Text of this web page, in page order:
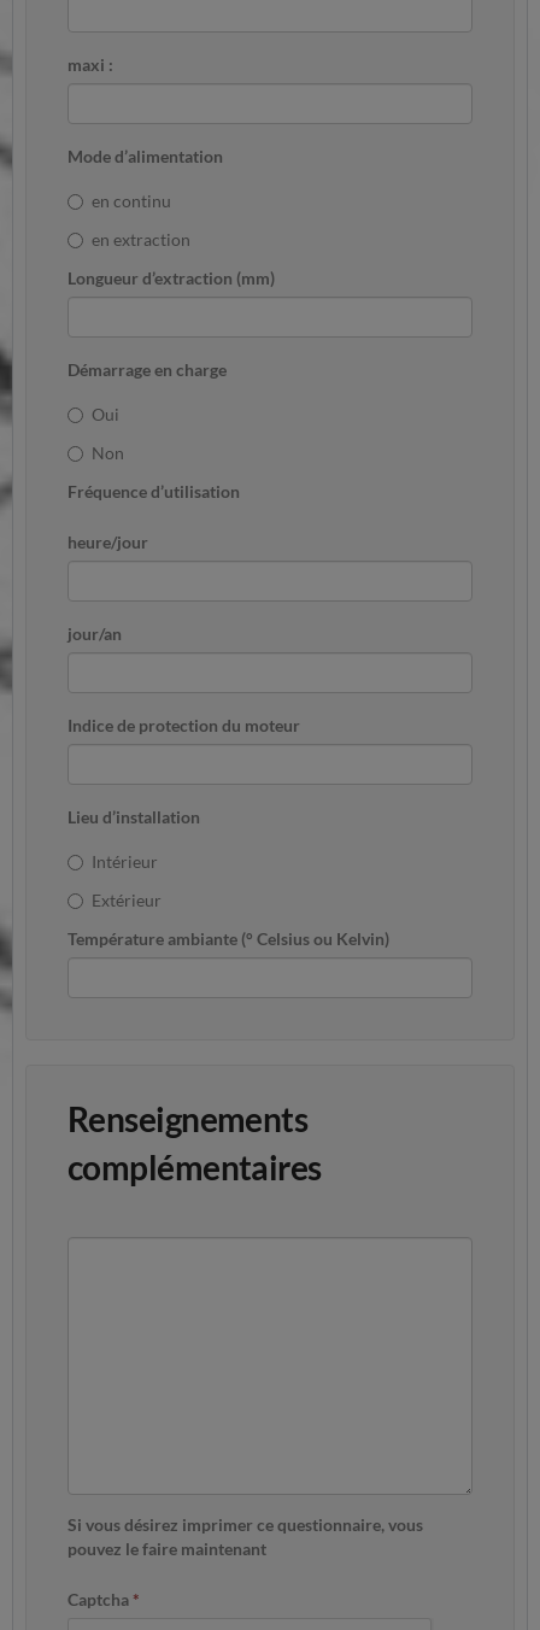
maxi :
Mode d’alimentation
en continu
en extraction
Longueur d’extraction (mm)
Démarrage en charge
Oui
Non
Fréquence d’utilisation
heure/jour
jour/an
Indice de protection du moteur
Lieu d’installation
Intérieur
Extérieur
Température ambiante (° Celsius ou Kelvin)
Renseignements
complémentaires
Si vous désirez imprimer ce questionnaire, vous
pouvez le faire maintenant
Captcha *